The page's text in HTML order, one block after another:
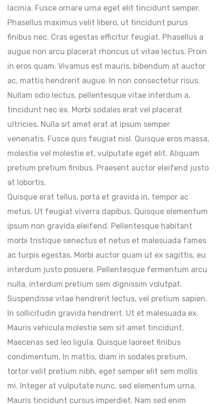
lacinia. Fusce ornare urna eget elit tincidunt semper.
Phasellus maximus velit libero, ut tincidunt purus
finibus nec. Cras egestas efficitur feugiat. Phasellus a
augue non arcu placerat rhoncus ut vitae lectus. Proin
in eros quam. Vivamus est mauris, bibendum at auctor
ac, mattis hendrerit augue. In non consectetur risus.
Nullam odio lectus, pellentesque vitae interdum a,
tincidunt nec ex. Morbi sodales erat vel placerat
ultricies. Nulla sit amet erat at ipsum semper
venenatis. Fusce quis feugiat nisl. Quisque eros massa,
molestie vel molestie et, vulputate eget elit. Aliquam
pretium pretium finibus. Praesent auctor eleifend justo
at lobortis.
Quisque erat tellus, porta et gravida in, tempor ac
metus. Ut feugiat viverra dapibus. Quisque elementum
ipsum non gravida eleifend. Pellentesque habitant
morbi tristique senectus et netus et malesuada fames
ac turpis egestas. Morbi auctor quam ut ex sagittis, eu
interdum justo posuere. Pellentesque fermentum arcu
nulla, interdum pretium sem dignissim volutpat.
Suspendisse vitae hendrerit lectus, vel pretium sapien.
In sollicitudin gravida hendrerit. Ut et malesuada ex.
Mauris vehicula molestie sem sit amet tincidunt.
Maecenas sed leo ligula. Quisque laoreet finibus
condimentum. In mattis, diam in sodales pretium,
tortor velit pretium nibh, eget semper elit sem mollis
mi. Integer at vulputate nunc, sed elementum urna.
Mauris tincidunt cursus imperdiet. Nam sed enim